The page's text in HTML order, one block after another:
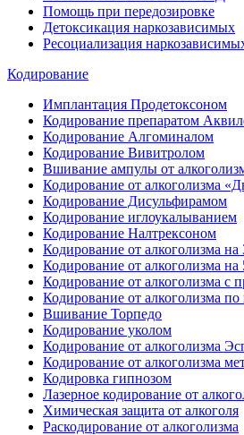
Помощь при передозировке
Детоксикация наркозависимых
Ресоциализация
Кодирование
Имплантация Продетоксоном
Кодирование препаратом
Кодирование Алгоминалом
Кодирование Вивитролом
Вшивание ампулы от
Кодирование от алкоголизма
Кодирование Дисульфирамом
Кодирование иглоукалыванием
Кодирование Налтрексоном
Кодирование от алкоголизма на
Кодирование от алкоголизма на
Кодирование от алкоголизма с
Кодирование от алкоголизма
Вшивание Торпедо
Кодирование уколом
Кодирование от алкоголизма
Кодирование от алкоголизма
Кодировка гипнозом
Лазерное кодирование от
Химическая защита от алкоголя
Раскодирование от алкоголизма